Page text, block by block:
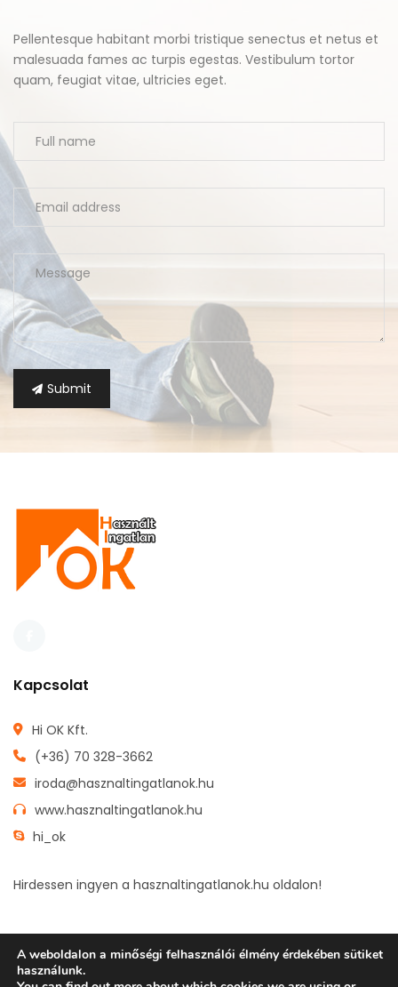
Pellentesque habitant morbi tristique senectus et netus et
malesuada fames ac turpis egestas. Vestibulum tortor
quam, feugiat vitae, ultricies eget.
Submit
Kapcsolat
Hi OK Kft.
(+36) 70 328-3662
iroda@hasznaltingatlanok.hu
www.hasznaltingatlanok.hu
hi_ok
Hirdessen ingyen a hasznaltingatlanok.hu oldalon!
FŐOLDAL INGYENES HIRDETÉSFELADÁS INGATLANOK
A weboldalon a minőségi felhasználói élmény érdekében sütiket
használunk.